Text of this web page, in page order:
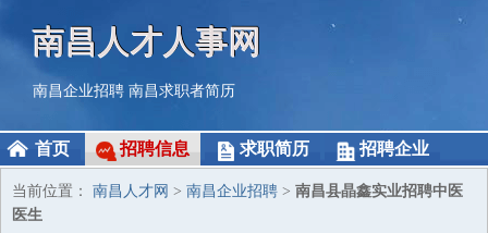
南昌人才人事网
南昌企业招聘 南昌求职者简历
首页 招聘信息 求职简历 招聘企业
当前位置： 南昌人才网 > 南昌企业招聘 > 南昌县晶鑫实业招聘中医
医生